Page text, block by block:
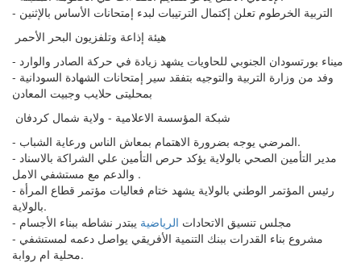
- التربية الخرطوم تعلن إكتمال الترتيبات لبدء إمتحانات الأساس بالإثنين
هيئة إذاعة وتلفزيون البحر الأحمر
- ميناء بورتسودان الجنوبي للحاويات يشهد زيادة في حركة الصادر والوارد
- وفد من وزارة التربية والتوجيه بتفقد سير إمتحانات الشهادة السودانية
بمحليتى حلايب وجبيت المعادن
شبكة المؤسسة الاعلامية - ولاية شمال كردفان
- المرضي يوجه بضرورة الاهتمام بمعاش الناس ورعاية الشباب.
- مدير التأمين الصحي بالولاية يؤكد حرص التأمين علي الشراكة بالاسناد
والدعم مع مستشفي الامل .
- رئيس المؤتمر الوطني بالولاية يشهد ختام فعاليات مؤتمر قطاع المرأة
بالولاية.
- مجلس تنسيق الاتحادات الرياضية
- مشروع بناء القدرات ببنك التنمية الأفريقي يواصل دعمه لمستشفي
محلية ام روابة.